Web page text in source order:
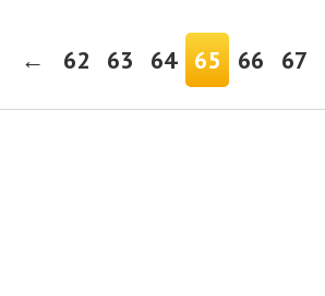
← 62 63 64 65 66 67